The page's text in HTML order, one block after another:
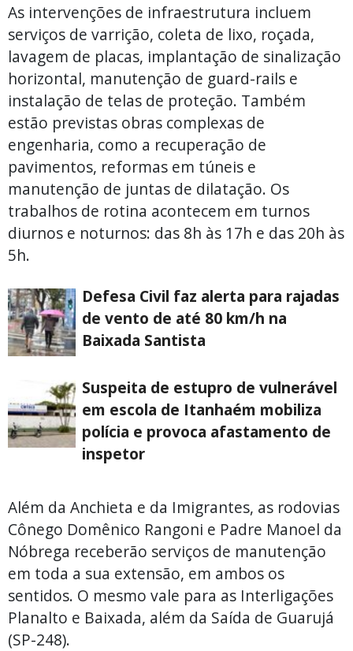
As intervenções de infraestrutura incluem
serviços de varrição, coleta de lixo, roçada,
lavagem de placas, implantação de sinalização
horizontal, manutenção de guard-rails e
instalação de telas de proteção. Também
estão previstas obras complexas de
engenharia, como a recuperação de
pavimentos, reformas em túneis e
manutenção de juntas de dilatação. Os
trabalhos de rotina acontecem em turnos
diurnos e noturnos: das 8h às 17h e das 20h às
5h.
Defesa Civil faz alerta para rajadas
de vento de até 80 km/h na
Baixada Santista
Suspeita de estupro de vulnerável
em escola de Itanhaém mobiliza
polícia e provoca afastamento de
inspetor
Além da Anchieta e da Imigrantes, as rodovias
Cônego Domênico Rangoni e Padre Manoel da
Nóbrega receberão serviços de manutenção
em toda a sua extensão, em ambos os
sentidos. O mesmo vale para as Interligações
Planalto e Baixada, além da Saída de Guarujá
(SP-248).